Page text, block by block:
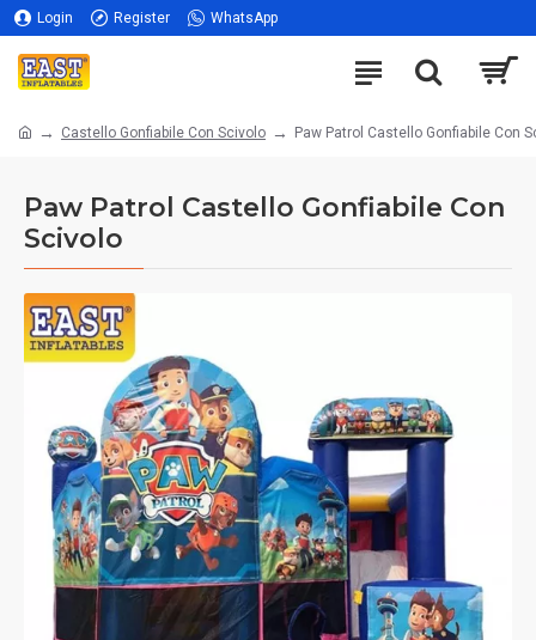
Login Register WhatsApp
Castello Gonfiabile Con Scivolo Paw Patrol Castello Gonfiabile Con
Paw Patrol Castello Gonfiabile Con
Scivolo